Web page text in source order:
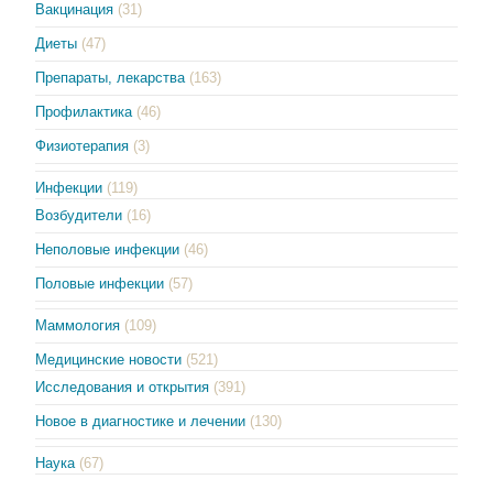
Вакцинация (31)
Диеты (47)
Препараты, лекарства (163)
Профилактика (46)
Физиотерапия (3)
Инфекции (119)
Возбудители (16)
Неполовые инфекции (46)
Половые инфекции (57)
Маммология (109)
Медицинские новости (521)
Исследования и открытия (391)
Новое в диагностике и лечении (130)
Наука (67)